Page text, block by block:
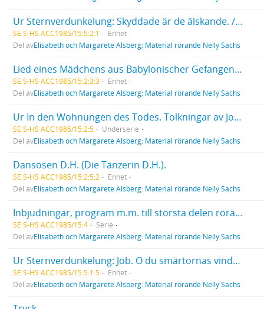
Ur Sternverdunkelung: Skyddade är de älskande. / Geschirmt sind die Liebenden. Dikt av Nelly Sachs översatt av Johannes Edfelt.
SE S-HS ACC1985/15:5:2:1
Enhet
Del avElisabeth och Margarete Alsberg: Material rörande Nelly Sachs
Lied eines Mädchens aus Babylonischer Gefangenschaft. Wir sind gewandert weit, so weit.
SE S-HS ACC1985/15:2:3:3
Enhet
Del avElisabeth och Margarete Alsberg: Material rörande Nelly Sachs
Ur In den Wohnungen des Todes. Tolkningar av Johannes Edfelt. 3 blad, maskinskrift (genomslagskopia).
SE S-HS ACC1985/15:2:5
Underserie
Del avElisabeth och Margarete Alsberg: Material rörande Nelly Sachs
Dansösen D.H. (Die Tänzerin D.H.).
SE S-HS ACC1985/15:2:5:2
Enhet
Del avElisabeth och Margarete Alsberg: Material rörande Nelly Sachs
Inbjudningar, program m.m. till största delen rörande Nelly Sachs.
SE S-HS ACC1985/15:4
Serie
Del avElisabeth och Margarete Alsberg: Material rörande Nelly Sachs
Ur Sternverdunkelung: Job. O du smärtornas vindros! / Hiob. O du Windrose der Qualen!
SE S-HS ACC1985/15:5:1:5
Enhet
Del avElisabeth och Margarete Alsberg: Material rörande Nelly Sachs